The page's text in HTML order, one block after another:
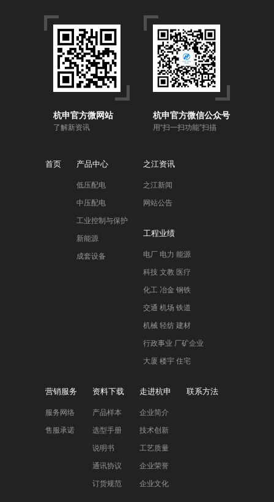
杭申官方微网站
了解新资讯
杭申官方微信公众号
用“扫一扫功能”扫描
首页 产品中心
低压配电
中压配电
工业控制与保护
新能源
成套设备
之江资讯
之江新闻
网站公告
工程业绩
电厂 电力 能源
科技 文教 医疗
化工 冶金 钢铁
交通 机场 铁道
机械 轻纺 建材
行政事业 厂矿企业
大厦 楼宇 住宅
营销服务
服务网络
售服承诺
资料下载
产品样本
选型手册
说明书
通讯协议
订货规范
走进杭申
企业简介
技术创新
工艺质量
企业荣誉
企业文化
联系方法